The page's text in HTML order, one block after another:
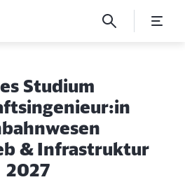
Studium
& Infrastruktur
2027